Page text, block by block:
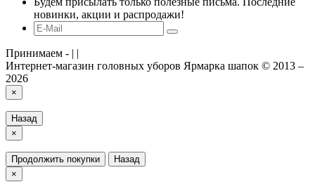
новинки, акции и распродажи!
Принимаем - | |
Интернет-магазин головных уборов Ярмарка шапок © 2013 –
2026
×
Назад
×
Продолжить покупки
Назад
×